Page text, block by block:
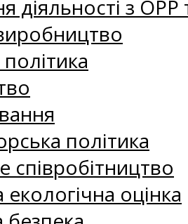
діяльності з
політика
співробітництво
екологічна оцінка